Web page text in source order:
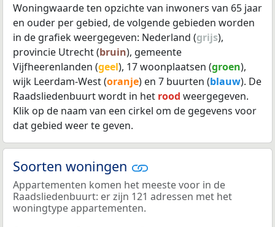
Woningwaarde ten opzichte van inwoners van 65 jaar
en ouder per gebied, de volgende gebieden worden
in de grafiek weergegeven: Nederland (grijs),
provincie Utrecht (bruin), gemeente
Vijfheerenlanden (geel), 17 woonplaatsen (groen),
wijk Leerdam-West (oranje) en 7 buurten (blauw). De
Raadsliedenbuurt wordt in het rood weergegeven.
Klik op de naam van een cirkel om de gegevens voor
dat gebied weer te geven.
Soorten woningen
Appartementen komen het meeste voor in de
Raadsliedenbuurt: er zijn 121 adressen met het
woningtype appartementen.